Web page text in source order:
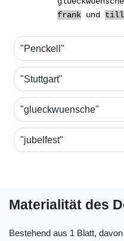
frank und
"Penckell"
"Stuttgart"
"glueckwuensche"
"jubelfest"
Materialität des
Bestehend aus 1 Blatt,